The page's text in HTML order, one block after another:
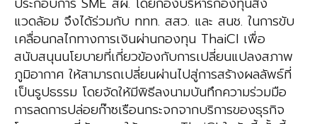
แวดล้อม จึงได้ร่วมกับ ททท. สสว. และ สนช. ในการขับ
เคลื่อนกลไกทางการเงินผ่านกองทุน ThaiCI เพื่อ
สนับสนุนนโยบายที่เกี่ยวข้องกับการเปลี่ยนแปลงสภาพ
ภูมิอากาศ ให้สามารถเปลี่ยนผ่านไปสู่การสร้างผลลัพธ์ที่
เป็นรูปธรรม โดยจัดให้มีพิธีลงนามบันทึกความร่วมมือ
การลดการปล่อยก๊าซเรือนกระจกจากบริการของธุรกิจ